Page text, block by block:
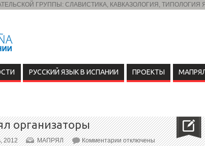
ГРУППЫ: СЛАВИСТИКА, КАВКАЗОЛОГИЯ, ТИПОЛОГИЯ
РУССКИЙ ЯЗЫК В ИСПАНИИ ПРОЕКТЫ
организаторы
2012 МАПРЯЛ Комментарииотключены